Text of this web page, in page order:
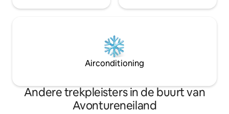
Airconditioning
Andere trekpleisters in de buurt van
Avontureneiland